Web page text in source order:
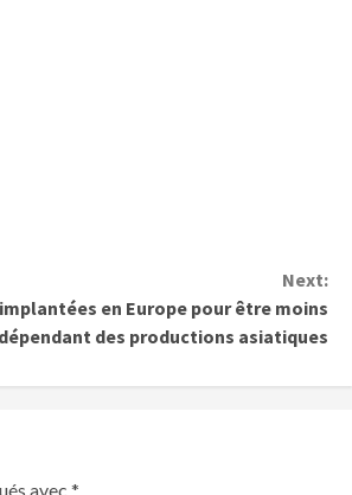
Next:
en Europe pour être moins
dépendant des productions asiatiques
avec *